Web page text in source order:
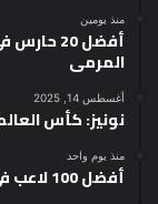
منذ يومين
أفضل
المرمى
أغسطس 14, 2025
نونيز: كأس
منذ يوم واحد
أفضل 100 لاعب في كأس العالم 2026